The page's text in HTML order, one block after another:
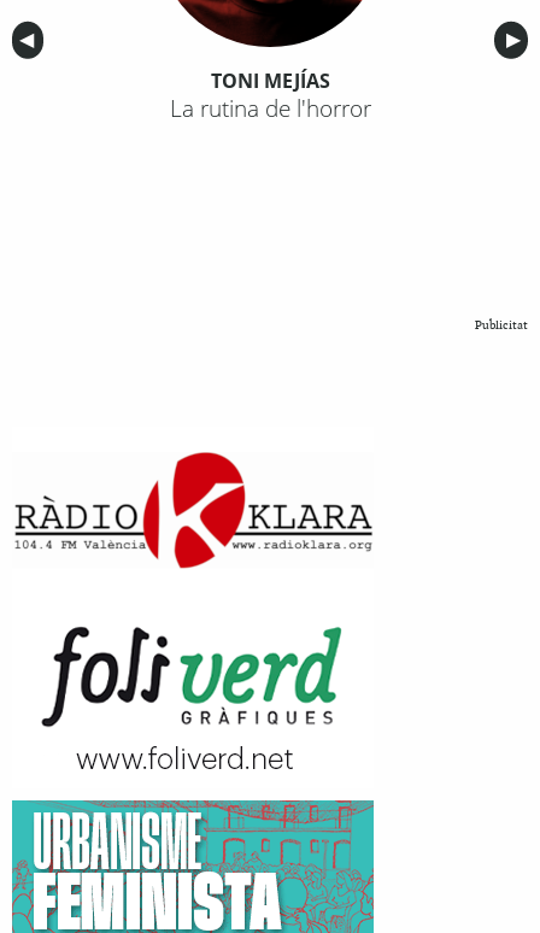
Anterior
◀︎ ▶︎
TONI MEJÍAS
La rutina de l'horror
Publicitat